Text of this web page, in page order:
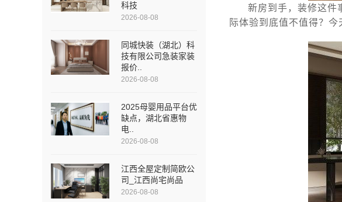
科技
2026-08-08
同城快装（湖北）科
技有限公司急装家装
报价..
2026-08-08
2025母婴用品平台优
缺点，湖北省惠物
电..
2026-08-08
江西全屋定制简欧公
司_江西尚宅尚品
2026-08-08
新房到手，装修这件
际体验到底值不值得？